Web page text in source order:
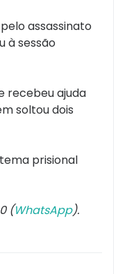
assassinato
à sessão
recebeu ajuda
soltou dois
prisional
(WhatsApp).